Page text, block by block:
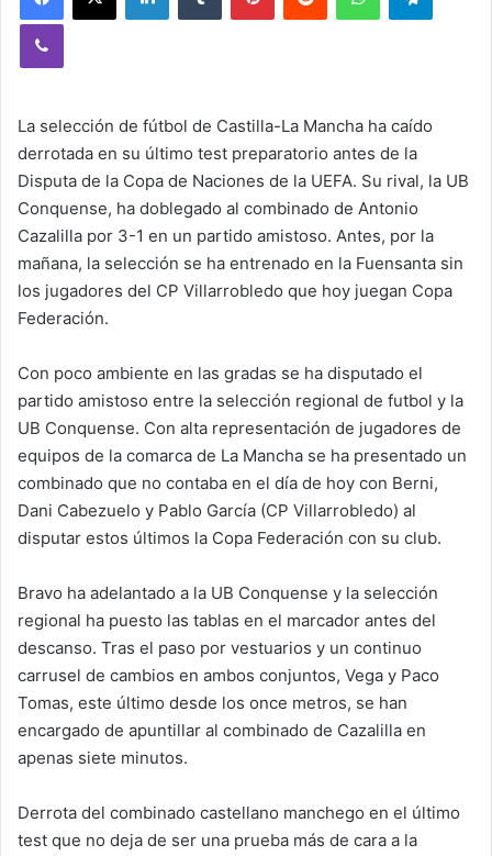
La selección de fútbol de Castilla-La Mancha ha caído
derrotada en su último test preparatorio antes de la
Disputa de la Copa de Naciones de la UEFA. Su rival, la UB
Conquense, ha doblegado al combinado de Antonio
Cazalilla por 3-1 en un partido amistoso. Antes, por la
mañana, la selección se ha entrenado en la Fuensanta sin
los jugadores del CP Villarrobledo que hoy juegan Copa
Federación.
Con poco ambiente en las gradas se ha disputado el
partido amistoso entre la selección regional de futbol y la
UB Conquense. Con alta representación de jugadores de
equipos de la comarca de La Mancha se ha presentado un
combinado que no contaba en el día de hoy con Berni,
Dani Cabezuelo y Pablo García (CP Villarrobledo) al
disputar estos últimos la Copa Federación con su club.
Bravo ha adelantado a la UB Conquense y la selección
regional ha puesto las tablas en el marcador antes del
descanso. Tras el paso por vestuarios y un continuo
carrusel de cambios en ambos conjuntos, Vega y Paco
Tomas, este último desde los once metros, se han
encargado de apuntillar al combinado de Cazalilla en
apenas siete minutos.
Derrota del combinado castellano manchego en el último
test que no deja de ser una prueba más de cara a la